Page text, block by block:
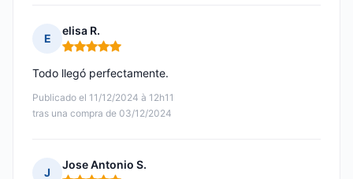
E
elisa R.
Nota: 5 de 5
Publicado el 11/12/2024 à 12h11
tras una compra de 03/12/2024
Todo llegó perfectamente.
J
Jose Antonio S.